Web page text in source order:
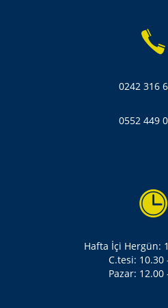
0242 316
0552 449
Hafta İçi Hergün:
C.tesi: 10.30
Pazar: 12.00